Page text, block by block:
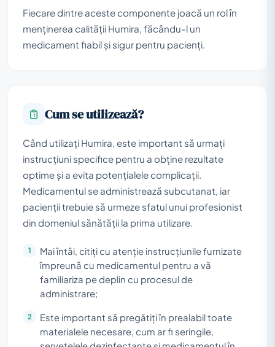
Fiecare dintre aceste componente joacă un rol în
menținerea calității Humira, făcându-l un
medicament fiabil și sigur pentru pacienți.
Cum se utilizează?
Când utilizați Humira, este important să urmați
instrucțiuni specifice pentru a obține rezultate
optime și a evita potențialele complicații.
Medicamentul se administrează subcutanat, iar
pacienții trebuie să urmeze sfatul unui profesionist
din domeniul sănătății la prima utilizare.
Mai întâi, citiți cu atenție instrucțiunile furnizate
împreună cu medicamentul pentru a vă
familiariza pe deplin cu procesul de
administrare;
Este important să pregătiți în prealabil toate
materialele necesare, cum ar fi seringile,